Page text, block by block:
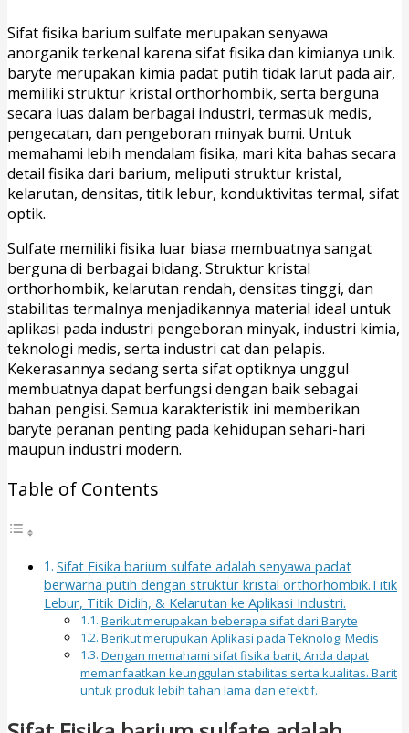
Sifat fisika barium sulfate merupakan senyawa
anorganik terkenal karena sifat fisika dan kimianya unik.
baryte merupakan kimia padat putih tidak larut pada air,
memiliki struktur kristal orthorhombik, serta berguna
secara luas dalam berbagai industri, termasuk medis,
pengecatan, dan pengeboran minyak bumi. Untuk
memahami lebih mendalam fisika, mari kita bahas secara
detail fisika dari barium, meliputi struktur kristal,
kelarutan, densitas, titik lebur, konduktivitas termal, sifat
optik.
Sulfate memiliki fisika luar biasa membuatnya sangat
berguna di berbagai bidang. Struktur kristal
orthorhombik, kelarutan rendah, densitas tinggi, dan
stabilitas termalnya menjadikannya material ideal untuk
aplikasi pada industri pengeboran minyak, industri kimia,
teknologi medis, serta industri cat dan pelapis.
Kekerasannya sedang serta sifat optiknya unggul
membuatnya dapat berfungsi dengan baik sebagai
bahan pengisi. Semua karakteristik ini memberikan
baryte peranan penting pada kehidupan sehari-hari
maupun industri modern.
Table of Contents
Sifat Fisika barium sulfate adalah senyawa padat
berwarna putih dengan struktur kristal orthorhombik.Titik
Lebur, Titik Didih, & Kelarutan ke Aplikasi Industri.
Berikut merupakan beberapa sifat dari Baryte
Berikut merupukan Aplikasi pada Teknologi Medis
Dengan memahami sifat fisika barit, Anda dapat
memanfaatkan keunggulan stabilitas serta kualitas. Barit
untuk produk lebih tahan lama dan efektif.